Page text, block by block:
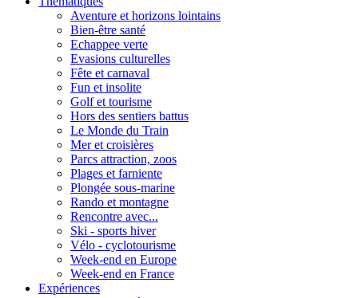
Aventure et horizons lointains
Bien-être santé
Echappee verte
Evasions culturelles
Fête et carnaval
Fun et insolite
Golf et tourisme
Hors des sentiers battus
Le Monde du Train
Mer et croisières
Parcs attraction, zoos
Plages et farniente
Plongée sous-marine
Rando et montagne
Rencontre avec...
Ski - sports hiver
Vélo - cyclotourisme
Week-end en Europe
Week-end en France
Expériences